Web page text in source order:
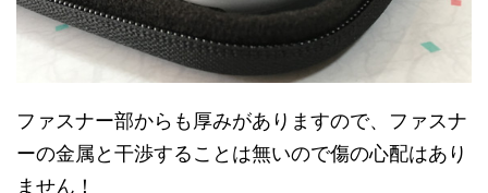
ファスナー部からも厚みがありますので、ファスナ
ーの金属と干渉することは無いので傷の心配はあり
ません！